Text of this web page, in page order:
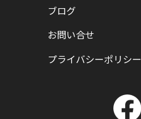
ブログ
お問い合せ
プライバシーポリシー